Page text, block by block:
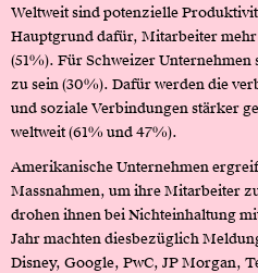
Weltweit sind potenzielle
Hauptgrund dafür, Mitarbeiter
(51%). Für Schweizer Unternehmen
zu sein (30%). Dafür werden die
und soziale Verbindungen stärker
weltweit (61% und 47%).
Amerikanische Unternehmen
Massnahmen, um ihre Mitarbeiter
drohen ihnen bei Nichteinhaltung
Jahr machten diesbezüglich
Disney, Google, PwC, JP Morgan,